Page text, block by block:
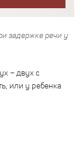
задержке речи у
– двух с
или у ребенка